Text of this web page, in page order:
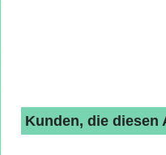
Kunden, die diesen